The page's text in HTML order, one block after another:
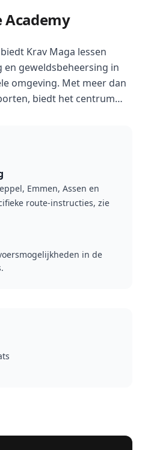
Academy
Krav Maga lessen
geweldsbeheersing in
omgeving. Met meer dan
biedt het centrum
Emmen, Assen en
route-instructies, zie
in de